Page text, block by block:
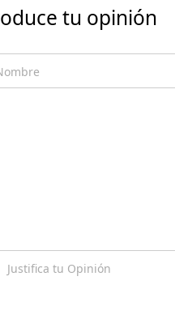
tu opinión